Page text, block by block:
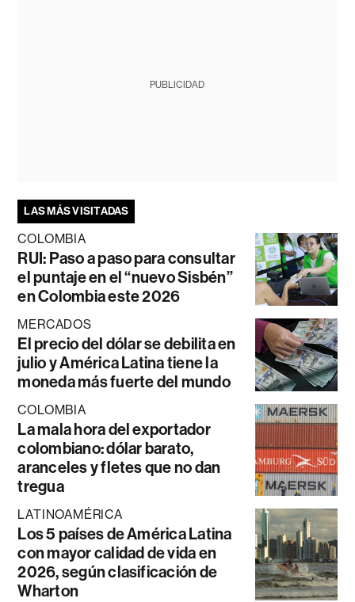
PUBLICIDAD
LAS MÁS VISITADAS
COLOMBIA
RUI: Paso a paso para consultar
el puntaje en el “nuevo Sisbén”
en Colombia este 2026
MERCADOS
El precio del dólar se debilita en
julio y América Latina tiene la
moneda más fuerte del mundo
COLOMBIA
La mala hora del exportador
colombiano: dólar barato,
aranceles y fletes que no dan
tregua
LATINOAMÉRICA
Los 5 países de América Latina
con mayor calidad de vida en
2026, según clasificación de
Wharton